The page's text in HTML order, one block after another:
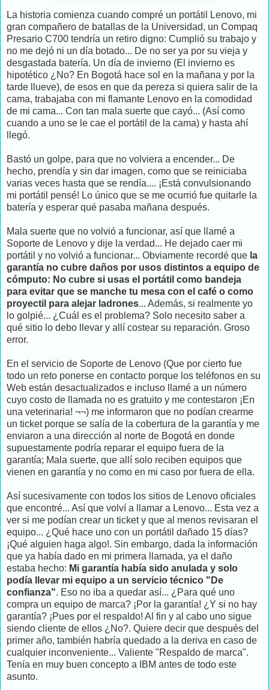
La historia comienza cuando compré un portátil Lenovo, mi
gran compañero de batallas de la Universidad, un Compaq
Presario C700 tendría un retiro digno: Cumplió su trabajo y
no me dejó ni un día botado... De no ser ya por su vieja y
desgastada batería. Un día de invierno (El invierno es
hipotético ¿No? En Bogotá hace sol en la mañana y por la
tarde llueve), de esos en que da pereza si quiera salir de la
cama, trabajaba con mi flamante Lenovo en la comodidad
de mi cama... Con tan mala suerte que cayó... (Así como
cuando a uno se le cae el portátil de la cama) y hasta ahí
llegó.
Bastó un golpe, para que no volviera a encender... De
hecho, prendía y sin dar imagen, como que se reiniciaba
varias veces hasta que se rendía.... ¡Está convulsionando
mi portátil pensé! Lo único que se me ocurrió fue quitarle la
batería y esperar qué pasaba mañana después.
Mala suerte que no volvió a funcionar, así que llamé a
Soporte de Lenovo y dije la verdad... He dejado caer mi
portátil y no volvió a funcionar... Obviamente recordé que la
garantía no cubre daños por usos distintos a equipo de
cómputo: No cubre si usas el portátil como bandeja
para evitar que se manche tu mesa con el café o como
proyectil para alejar ladrones... Además, si realmente yo
lo golpié... ¿Cuál es el problema? Solo necesito saber a
qué sitio lo debo llevar y allí costear su reparación. Groso
error.
En el servicio de Soporte de Lenovo (Que por cierto fue
todo un reto ponerse en contacto porque los teléfonos en su
Web están desactualizados e incluso llamé a un número
cuyo costo de llamada no es gratuito y me contestaron ¡En
una veterinaria! ¬¬) me informaron que no podían crearme
un ticket porque se salía de la cobertura de la garantía y me
enviaron a una dirección al norte de Bogotá en donde
supuestamente podría reparar el equipo fuera de la
garantía; Mala suerte, que allí solo reciben equipos que
vienen en garantía y no como en mi caso por fuera de ella.
Así sucesivamente con todos los sitios de Lenovo oficiales
que encontré... Así que volví a llamar a Lenovo... Esta vez a
ver si me podían crear un ticket y que al menos revisaran el
equipo... ¿Qué hace uno con un portátil dañado 15 días?
¡Qué alguien haga algo!. Sin embargo, dada la información
que ya había dado en mi primera llamada, ya el daño
estaba hecho: Mi garantía había sido anulada y solo
podía llevar mi equipo a un servicio técnico "De
confianza". Eso no iba a quedar así... ¿Para qué uno
compra un equipo de marca? ¡Por la garantía! ¿Y si no hay
garantía? ¡Pues por el respaldo! Al fin y al cabo uno sigue
siendo cliente de ellos ¿No?. Quiere decir que después del
primer año, también habría quedado a la deriva en caso de
cualquier inconveniente... Valiente "Respaldo de marca".
Tenía en muy buen concepto a IBM antes de todo este
asunto.